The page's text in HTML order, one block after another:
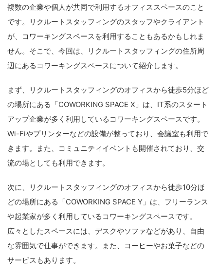
複数の企業や個人が共同で利用するオフィススペースのこと
です。リクルートスタッフィングのスタッフやクライアント
が、コワーキングスペースを利用することもあるかもしれま
せん。そこで、今回は、リクルートスタッフィングの住所周
辺にあるコワーキングスペースについて紹介します。
まず、リクルートスタッフィングのオフィスから徒歩5分ほど
の場所にある「COWORKING SPACE X」は、IT系のスタート
アップ企業が多く利用しているコワーキングスペースです。
Wi-Fiやプリンターなどの設備が整っており、会議室も利用で
きます。また、コミュニティイベントも開催されており、交
流の場としても利用できます。
次に、リクルートスタッフィングのオフィスから徒歩10分ほ
どの場所にある「COWORKING SPACE Y」は、フリーランス
や起業家が多く利用しているコワーキングスペースです。
広々としたスペースには、デスクやソファなどがあり、自由
な雰囲気で仕事ができます。また、コーヒーやお菓子などの
サービスもあります。